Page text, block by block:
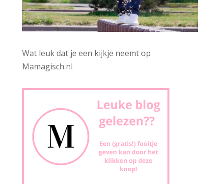
Wat leuk dat je een kijkje neemt op
Mamagisch.nl